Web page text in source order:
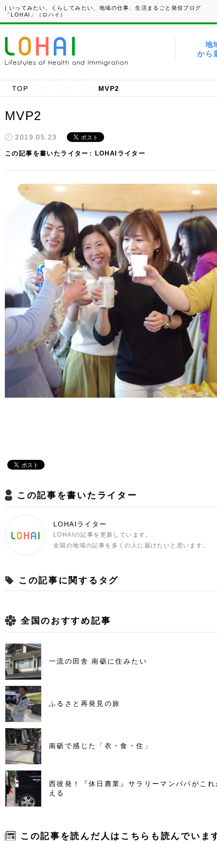
| いってみたい、くらしてみたい、地域の仕事、生活まるごと発信ブログ
「LOHAI」（ロハイ）
地
から
TOP MVP2
MVP2
2019.05.23
この記事を書いたライター LOHAIライター
この記事を書いたライター
LOHAIライター
LOHAIの記事を更新しています。
全国の地域の記事を多くの人に届けたいと思います。
この記事に関するタグ
全国のおすすめ記事
一流の田舎 南砺に住みたい
ふるさと再発見の旅
南砺で感じた「衣・食・住」
西彼発！『休日農業』サラリーマンパパがこ
える
この記事を読んだ人はこちらも読んでいま